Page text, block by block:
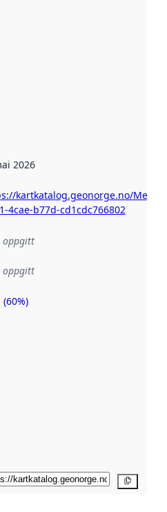
2026
kartkatalog.geonorge.no/
4cae-b77d-cd1cdc766802
oppgitt
oppgitt
(60%)